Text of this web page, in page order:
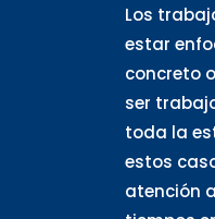
Los
estar
concreto
ser
toda la
estos
atención